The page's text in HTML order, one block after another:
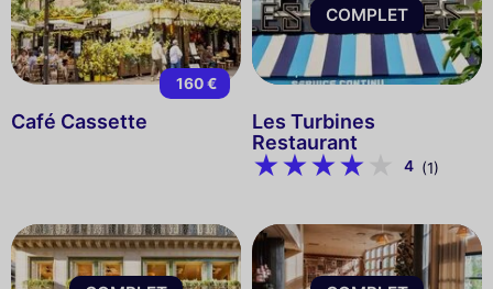
160 €
Café Cassette
COMPLET
Les Turbines
Restaurant
4 (1)